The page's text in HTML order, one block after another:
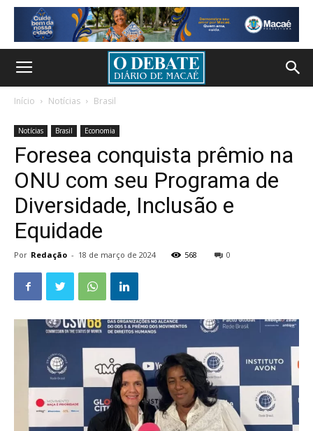
Início Notícias Brasil
Notícias Brasil Economia
Foresea conquista prêmio na
ONU com seu Programa de
Diversidade, Inclusão e
Equidade
Por Redação - 18 de março de 2024 568 0